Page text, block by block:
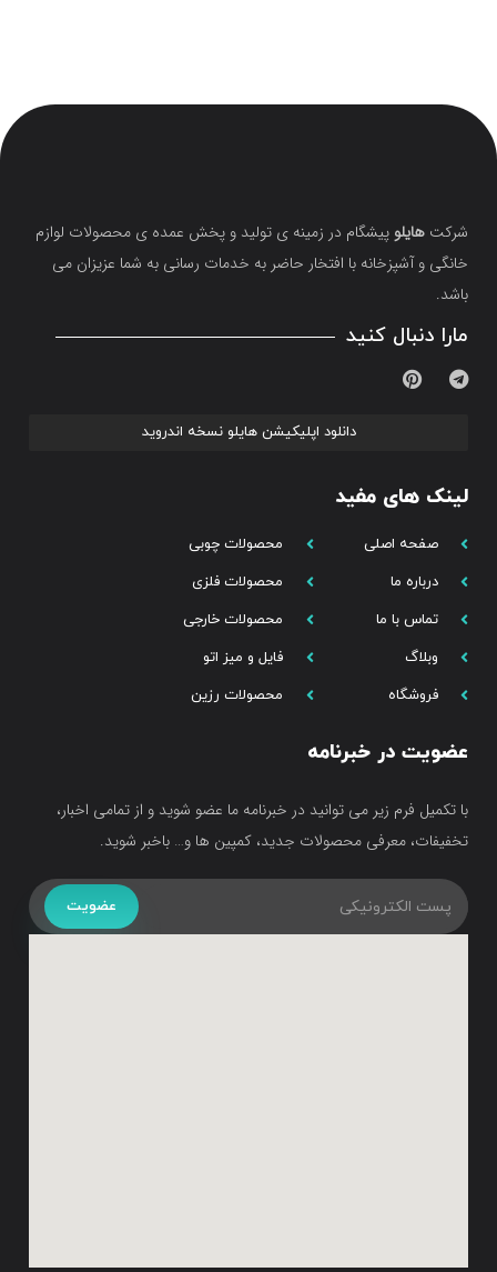
شرکت هایلو پیشگام در زمینه ی تولید و پخش عمده ی محصولات لوازم
خانگی و آشپزخانه با افتخار حاضر به خدمات رسانی به شما عزیزان می
باشد.
مارا دنبال کنید
دانلود اپلیکیشن هایلو نسخه اندروید
لینک های مفید
صفحه اصلی
درباره ما
تماس با ما
وبلاگ
فروشگاه
محصولات چوبی
محصولات فلزی
محصولات خارجی
فایل و میز اتو
محصولات رزین
عضویت در خبرنامه
با تکمیل فرم زیر می توانید در خبرنامه ما عضو شوید و از تمامی اخبار،
تخفیفات، معرفی محصولات جدید، کمپین ها و… باخبر شوید.
عضویت